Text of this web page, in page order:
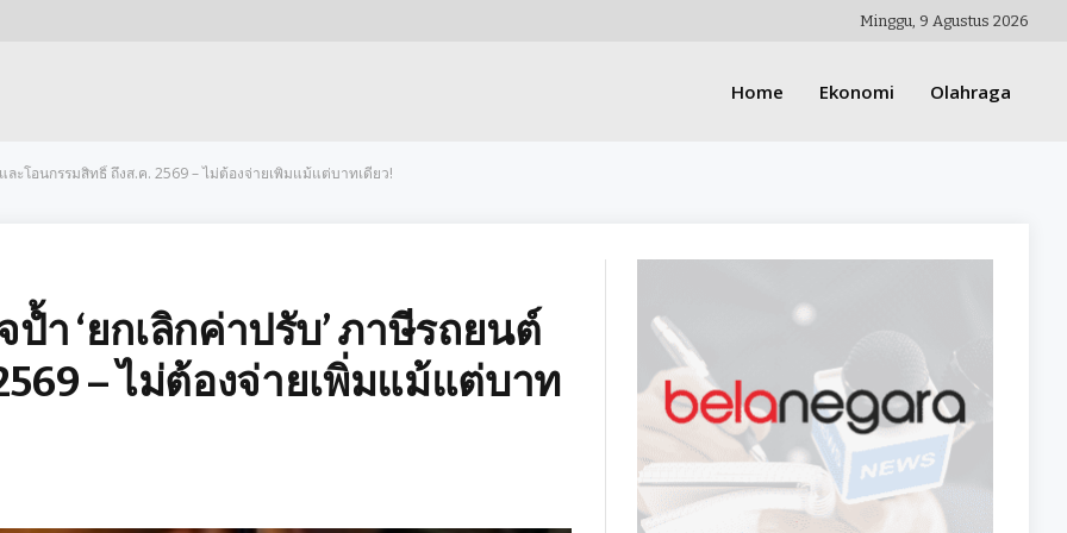
Minggu, 9 Agustus 2026
Home Ekonomi Olahraga
ะโอนกรรมสิทธิ์ ถึงส.ค. 2569 – ไม่ต้องจ่ายเพิ่มแม้แต่บาทเดียว!
ำ ‘ยกเลิกค่าปรับ’ ภาษีรถยนต์
– ไม่ต้องจ่ายเพิ่มแม้แต่บาท